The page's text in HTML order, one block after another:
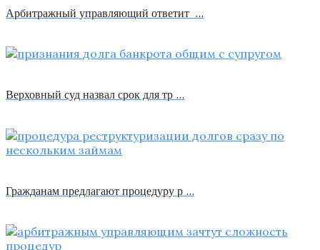
Арбитражный управляющий ответит …
Верховный суд назвал срок для тр …
Гражданам предлагают процедуру р …